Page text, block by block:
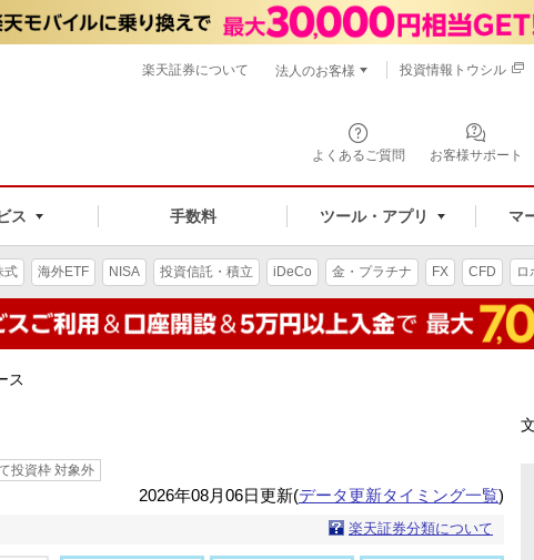
よくあるご質問 お客様サポート
ス 手数料 ツール・アプリ マ
楽天証券について 法人のお客様 投資情報トウシル
式 海外ETF NISA 投資信託・積立 iDeCo 金・プラチナ FX CFD ロ
ス
投資枠 対象外
2026年08月06日更新(データ更新タイミング一覧)
楽天証券分類について